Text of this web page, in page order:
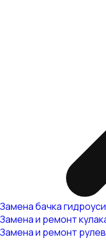
Замена бачка
Замена и ремонт
Замена и ремонт